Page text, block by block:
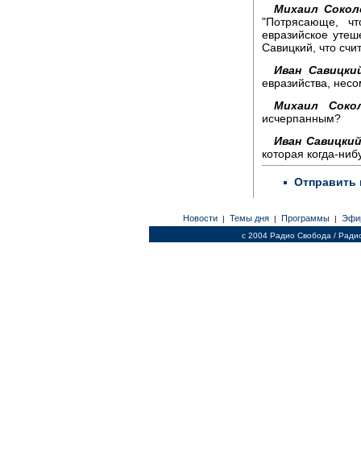
Михаил
"Потрясающе,
евразийское
Савицкий, что
Иван
евразийства,
Михаил
исчерпанным?
Иван
которая когда-
Отправить
Новости | Темы дня | Программы |
c 2004 Радио Свобода /